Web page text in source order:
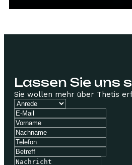
Lassen Sie uns
Sie wollen mehr über Thetis